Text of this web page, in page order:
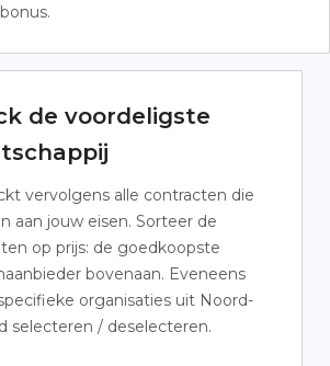
de voordeligste
vervolgens alle contracten die
aan jouw eisen. Sorteer de
op prijs: de goedkoopste
bovenaan. Eveneens
organisaties uit Noord-
selecteren / deselecteren.